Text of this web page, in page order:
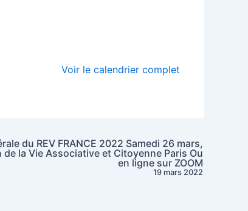
Voir le calendrier complet
du REV FRANCE 2022 Samedi 26 mars,
de la Vie Associative et Citoyenne Paris Ou
en ligne sur ZOOM
19 mars 2022